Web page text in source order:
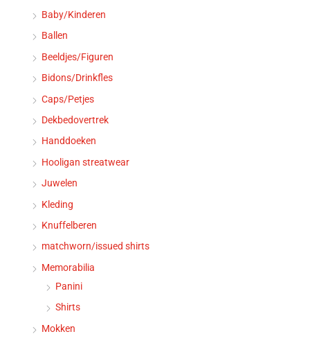
Baby/Kinderen
Ballen
Beeldjes/Figuren
Bidons/Drinkfles
Caps/Petjes
Dekbedovertrek
Handdoeken
Hooligan streatwear
Juwelen
Kleding
Knuffelberen
matchworn/issued shirts
Memorabilia
Panini
Shirts
Mokken